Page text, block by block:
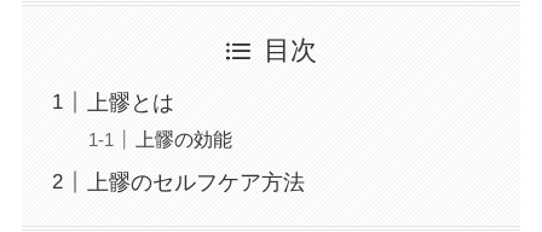
目次
上髎とは
上髎の効能
上髎のセルフケア方法